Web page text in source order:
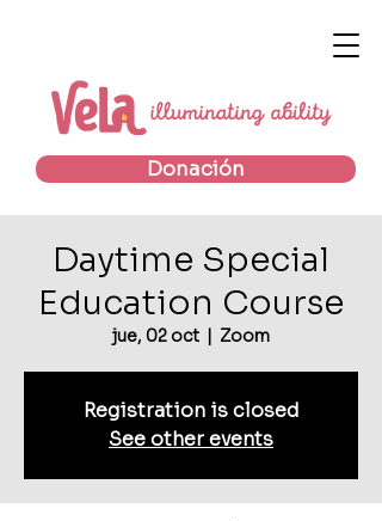
Donación
Daytime Special
Education Course
jue, 02 oct
  |
Zoom
Registration is closed
See other events